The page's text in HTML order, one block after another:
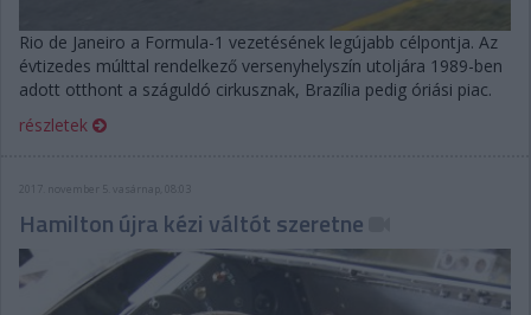
Rio de Janeiro a Formula-1 vezetésének legújabb célpontja. Az
évtizedes múlttal rendelkező versenyhelyszín utoljára 1989-ben
adott otthont a száguldó cirkusznak, Brazília pedig óriási piac.
részletek
2017. november 5. vasárnap, 08:03
Hamilton újra kézi váltót szeretne